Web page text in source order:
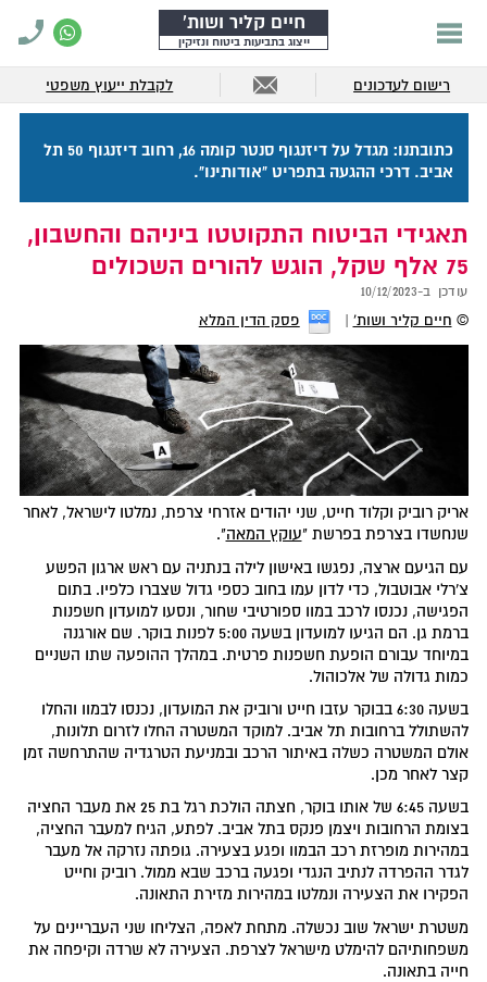
חיים קליר ושות'
ייצוג בתביעות ביטוח ונזיקין
רישום לעדכונים לקבלת ייעוץ משפטי
כתובתנו: מגדל על דיזנגוף סנטר קומה 16, רחוב דיזנגוף 50 תל
אביב. דרכי ההגעה בתפריט "אודותינו".
תאגידי הביטוח התקוטטו ביניהם והחשבון,
75 אלף שקל, הוגש להורים השכולים
עודכן ב-10/12/2023
© חיים קליר ושות' פסק הדין המלא
אריק רוביק וקלוד חייט, שני יהודים אזרחי צרפת, נמלטו לישראל, לאחר
שנחשדו בצרפת בפרשת "עוקץ המאה".
עם הגיעם ארצה, נפגשו באישון לילה בנתניה עם ראש ארגון הפשע
צ'רלי אבוטבול, כדי לדון עמו בחוב כספי גדול שצברו כלפיו. בתום
הפגישה, נכנסו לרכב במוו ספורטיבי שחור, ונסעו למועדון חשפנות
ברמת גן. הם הגיעו למועדון בשעה 5:00 לפנות בוקר. שם אורגנה
במיוחד עבורם הופעת חשפנות פרטית. במהלך ההופעה שתו השניים
כמות גדולה של אלכוהול.
בשעה 6:30 בבוקר עזבו חייט ורוביק את המועדון, נכנסו לבמוו והחלו
להשתולל ברחובות תל אביב. למוקד המשטרה החלו לזרום תלונות,
אולם המשטרה כשלה באיתור הרכב ובמניעת הטרגדיה שהתרחשה זמן
קצר לאחר מכן.
בשעה 6:45 של אותו בוקר, חצתה הולכת רגל בת 25 את מעבר החציה
בצומת הרחובות ויצמן פנקס בתל אביב. לפתע, הגיח למעבר החציה,
במהירות מופרזת רכב הבמוו ופגע בצעירה. גופתה נזרקה אל מעבר
לגדר ההפרדה לנתיב הנגדי ופגעה ברכב שבא ממול. רוביק וחייט
הפקירו את הצעירה ונמלטו במהירות מזירת התאונה.
משטרת ישראל שוב נכשלה. מתחת לאפה, הצליחו שני העבריינים על
משפחותיהם להימלט מישראל לצרפת. הצעירה לא שרדה וקיפחה את
חייה בתאונה.